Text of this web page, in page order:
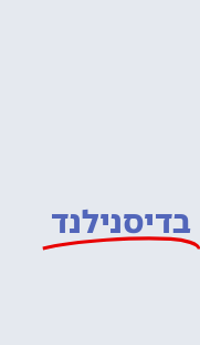
בדיסנילנד